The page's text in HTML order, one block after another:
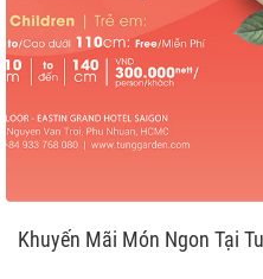
Khuyến Mãi Món Ngon Tại